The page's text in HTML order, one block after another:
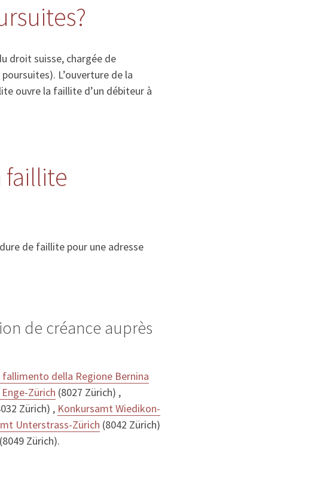
droit suisse, chargée de
L’ouverture de la
ouvre la faillite d’un débiteur à
faillite
de faillite pour une adresse
de créance auprès
della Regione Bernina
Zürich (8027 Zürich) ,
Zürich) , Konkursamt Wiedikon-
Unterstrass-Zürich (8042 Zürich)
(8049 Zürich).